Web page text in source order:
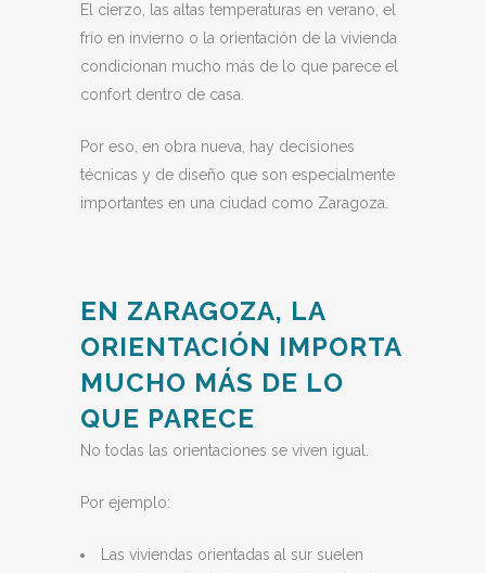
El cierzo, las altas temperaturas en verano, el
frío en invierno o la orientación de la vivienda
condicionan mucho más de lo que parece el
confort dentro de casa.
Por eso, en obra nueva, hay decisiones
técnicas y de diseño que son especialmente
importantes en una ciudad como Zaragoza.
EN ZARAGOZA, LA
ORIENTACIÓN IMPORTA
MUCHO MÁS DE LO
QUE PARECE
No todas las orientaciones se viven igual.
Por ejemplo:
Las viviendas orientadas al sur suelen